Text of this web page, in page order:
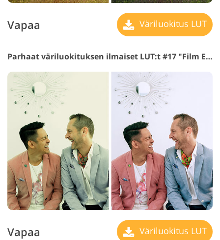
Vapaa Väriluokitus LUT
Parhaat väriluokituksen ilmaiset LUT:t #17 "Film Emulation"
Vapaa Väriluokitus LUT